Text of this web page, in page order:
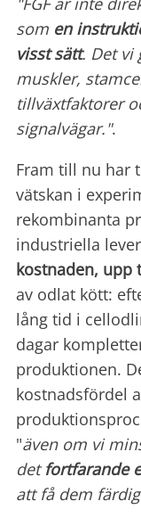
som en
visst sätt. Det vi
muskler,
tillväxtfaktorer
signalvägar.".
Fram till nu har
vätskan i
rekombinanta
industriella
kostnaden, upp
av odlat kött:
lång tid i
dagar
produktionen.
kostnadsfördel
"även om vi
detfortfarande
att få dem